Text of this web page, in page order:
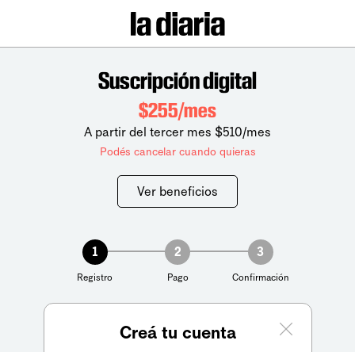
Suscripción digital
$255/mes
A partir del tercer mes $510/mes
Podés cancelar cuando quieras
Ver beneficios
1
Registro
2
Pago
3
Confirmación
Creá tu cuenta